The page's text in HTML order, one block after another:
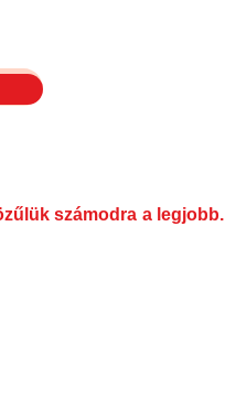
számodra a legjobb.